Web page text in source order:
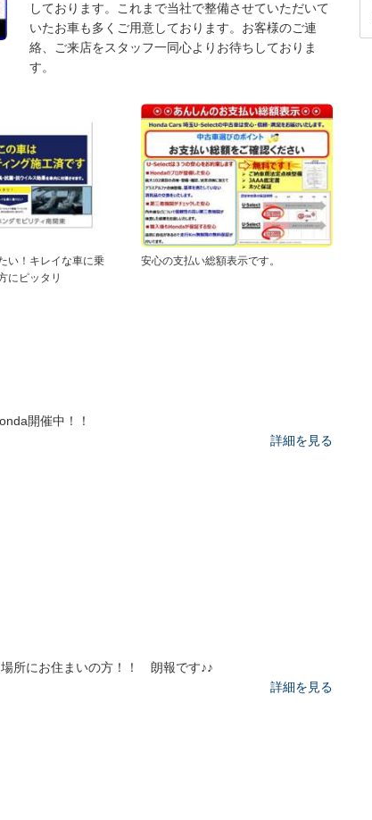
しております。これまで当社で整備させていただいて
いたお車も多くご用意しております。お客様のご連
絡、ご来店をスタッフ一同心よりお待ちしておりま
す。
い！キレイな車に乗
にピッタリ
安心の支払い総額表示です。
開催中！！
詳細を見る
所にお住まいの方！！ 朗報です♪♪
詳細を見る